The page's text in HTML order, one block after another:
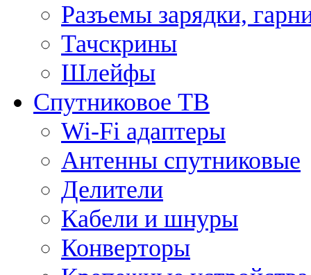
Разъемы зарядки,
Тачскрины
Шлейфы
Спутниковое ТВ
Wi-Fi адаптеры
Антенны спутниковые
Делители
Кабели и шнуры
Конверторы